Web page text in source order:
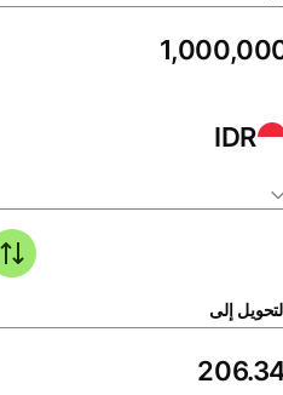
IDR
إلى